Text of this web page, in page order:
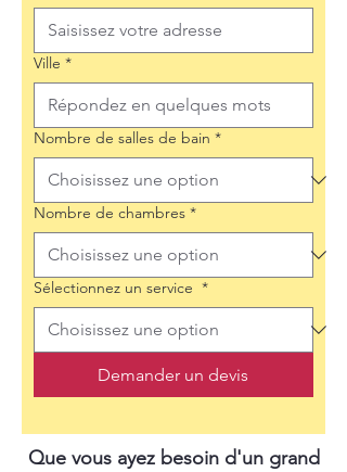
Ville *
Nombre de salles de bain *
Nombre de chambres *
Sélectionnez un service *
Demander un devis
Que vous ayez besoin d'un grand